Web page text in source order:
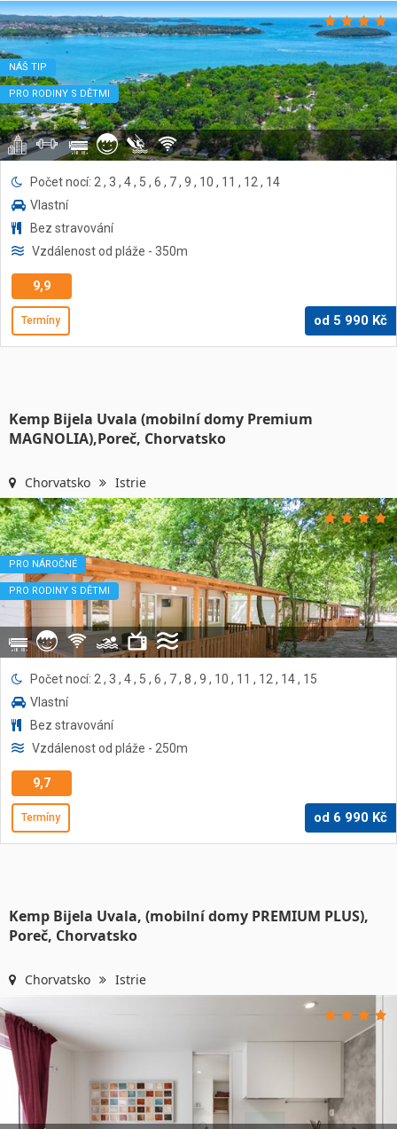
NÁŠ TIP
PRO RODINY S DĚTMI
Počet nocí: 2 , 3 , 4 , 5 , 6 , 7 , 9 , 10 , 11 , 12 , 14
Vlastní
Bez stravování
Vzdálenost od pláže - 350m
9,9
Termíny od 5 990 Kč
Kemp Bijela Uvala (mobilní domy Premium
MAGNOLIA),Poreč, Chorvatsko
Chorvatsko Istrie
PRO NÁROČNÉ
PRO RODINY S DĚTMI
Počet nocí: 2 , 3 , 4 , 5 , 6 , 7 , 8 , 9 , 10 , 11 , 12 , 14 , 15
Vlastní
Bez stravování
Vzdálenost od pláže - 250m
9,7
Termíny od 6 990 Kč
Kemp Bijela Uvala, (mobilní domy PREMIUM PLUS),
Poreč, Chorvatsko
Chorvatsko Istrie